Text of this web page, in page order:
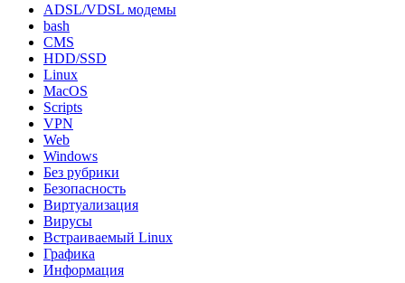
ADSL/VDSL модемы
bash
CMS
HDD/SSD
Linux
MacOS
Scripts
VPN
Web
Windows
Без рубрики
Безопасность
Виртуализация
Вирусы
Встраиваемый Linux
Графика
Информация